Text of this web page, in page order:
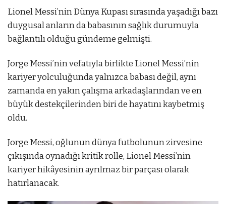
Lionel Messi’nin Dünya Kupası sırasında yaşadığı bazı
duygusal anların da babasının sağlık durumuyla
bağlantılı olduğu gündeme gelmişti.
Jorge Messi’nin vefatıyla birlikte Lionel Messi’nin
kariyer yolculuğunda yalnızca babası değil, aynı
zamanda en yakın çalışma arkadaşlarından ve en
büyük destekçilerinden biri de hayatını kaybetmiş
oldu.
Jorge Messi, oğlunun dünya futbolunun zirvesine
çıkışında oynadığı kritik rolle, Lionel Messi’nin
kariyer hikâyesinin ayrılmaz bir parçası olarak
hatırlanacak.